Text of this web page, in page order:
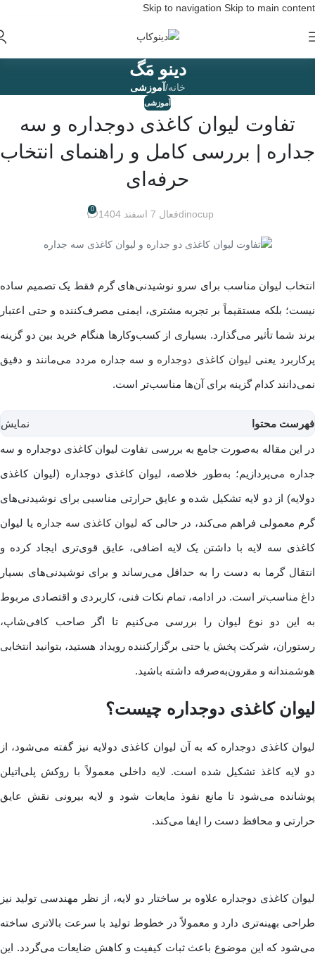
Skip to navigation Skip to main content
دینو مَگ
خانه/ آموزشی
آموزشی
تفاوت لیوان کاغذی دوجداره و سه
جداره | بررسی کامل و راهنمای انتخاب
حرفه‌ای
dinocupفعال 7 اسفند 1404 0
انتخاب لیوان مناسب برای سرو نوشیدنی‌های گرم فقط یک تصمیم ساده
نیست؛ بلکه مستقیماً بر تجربه مشتری، ایمنی مصرف‌کننده و حتی اعتبار
برند شما تأثیر می‌گذارد. بسیاری از کسب‌وکارها هنگام خرید بین دو گزینه
پرکاربرد یعنی لیوان کاغذی دوجداره و سه جداره مردد می‌مانند و دقیق
نمی‌دانند کدام گزینه برای آن‌ها مناسب‌تر است.
فهرست محتوا نمایش
در این مقاله به‌صورت جامع به بررسی تفاوت لیوان کاغذی دوجداره و سه
جداره می‌پردازیم؛ به‌طور خلاصه، لیوان کاغذی دوجداره (لیوان کاغذی
دولایه) از دو لایه تشکیل شده و عایق حرارتی مناسبی برای نوشیدنی‌های
گرم معمولی فراهم می‌کند، در حالی که لیوان کاغذی سه جداره یا لیوان
کاغذی سه لایه با داشتن یک لایه اضافی، عایق قوی‌تری ایجاد کرده و
انتقال گرما به دست را به حداقل می‌رساند و برای نوشیدنی‌های بسیار
داغ مناسب‌تر است. در ادامه، تمام نکات فنی، کاربردی و اقتصادی مربوط
به این دو نوع لیوان را بررسی می‌کنیم تا اگر صاحب کافی‌شاپ،
رستوران، شرکت پخش یا حتی برگزارکننده رویداد هستید، بتوانید انتخابی
هوشمندانه و مقرون‌به‌صرفه داشته باشید.
لیوان کاغذی دوجداره چیست؟
لیوان کاغذی دوجداره که به آن لیوان کاغذی دولایه نیز گفته می‌شود، از
دو لایه کاغذ تشکیل شده است. لایه داخلی معمولاً با روکش پلی‌اتیلن
پوشانده می‌شود تا مانع نفوذ مایعات شود و لایه بیرونی نقش عایق
حرارتی و محافظ دست را ایفا می‌کند.
لیوان کاغذی دوجداره علاوه بر ساختار دو لایه، از نظر مهندسی تولید نیز
طراحی بهینه‌تری دارد و معمولاً در خطوط تولید با سرعت بالاتری ساخته
می‌شود که این موضوع باعث ثبات کیفیت و کاهش ضایعات می‌گردد. این